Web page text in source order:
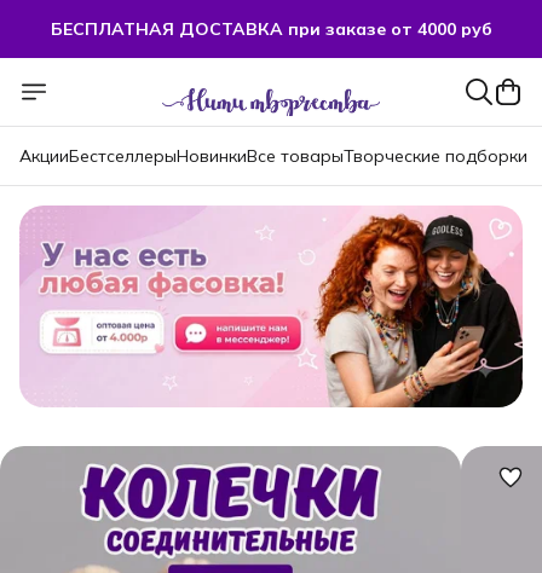
БЕСПЛАТНАЯ ДОСТАВКА при заказе от 4000 руб
БЕСПЛАТНАЯ ДОСТАВКА при заказе от 4000 руб
АкцииБестселлерыНовинкиВсе товарыТворческие подборки